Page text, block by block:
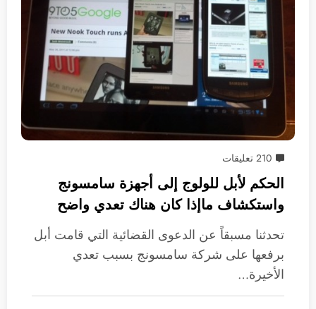
210 تعليقات
الحكم لأبل للولوج إلى أجهزة سامسونج
واستكشاف ماإذا كان هناك تعدي واضح
على ملكياتها الفكرية
تحدثنا مسبقاً عن الدعوى القضائية التي قامت أبل
برفعها على شركة سامسونج بسبب تعدي
الأخيرة…